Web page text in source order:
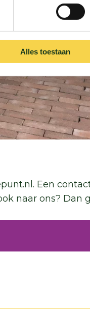
Alles toestaan
Een
naar ons? Dan